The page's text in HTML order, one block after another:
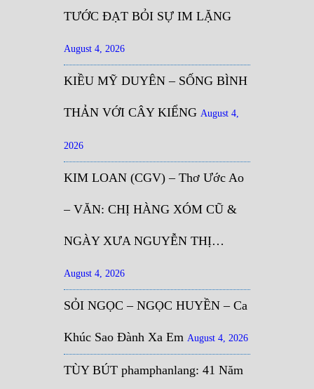
TƯỚC ĐẠT BỎI SỰ IM LẶNG
August 4, 2026
KIỀU MỸ DUYÊN – SỐNG BÌNH
THẢN VỚI CÂY KIỂNG August 4,
2026
KIM LOAN (CGV) – Thơ Ước Ao
– VĂN: CHỊ HÀNG XÓM CŨ &
NGÀY XƯA NGUYỄN THỊ…
August 4, 2026
SỎI NGỌC – NGỌC HUYỀN – Ca
Khúc Sao Đành Xa Em August 4, 2026
TÙY BÚT phamphanlang: 41 Năm